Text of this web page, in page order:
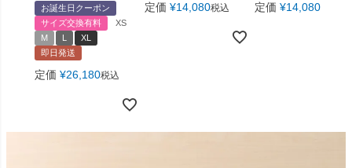
お誕生日クーポン
サイズ交換有料
XS
M
L
XL
即日発送
定価 ¥26,180税込
定価 ¥14,080税込 定価 ¥14,080